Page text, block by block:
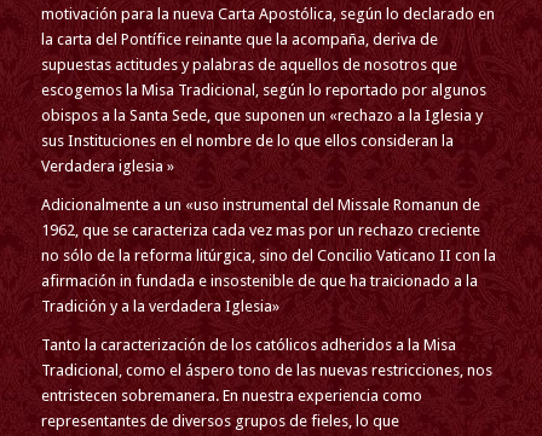
motivación para la nueva Carta Apostólica, según lo declarado en
la carta del Pontífice reinante que la acompaña, deriva de
supuestas actitudes y palabras de aquellos de nosotros que
escogemos la Misa Tradicional, según lo reportado por algunos
obispos a la Santa Sede, que suponen un «rechazo a la Iglesia y
sus Instituciones en el nombre de lo que ellos consideran la
Verdadera iglesia »
Adicionalmente a un «uso instrumental del Missale Romanun de
1962, que se caracteriza cada vez mas por un rechazo creciente
no sólo de la reforma litúrgica, sino del Concilio Vaticano II con la
afirmación in fundada e insostenible de que ha traicionado a la
Tradición y a la verdadera Iglesia»
Tanto la caracterización de los católicos adheridos a la Misa
Tradicional, como el áspero tono de las nuevas restricciones, nos
entristecen sobremanera. En nuestra experiencia como
representantes de diversos grupos de fieles, lo que